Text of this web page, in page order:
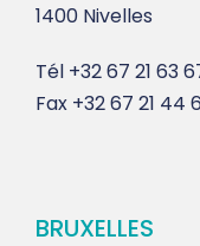
1400 Nivelles
Tél +32 67 21 63
Fax +32 67 21 44
BRUXELLES